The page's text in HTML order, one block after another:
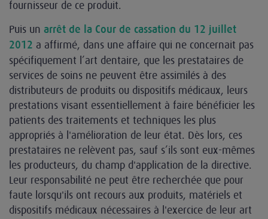
fournisseur de ce produit.
Puis un arrêt de la Cour de cassation du 12 juillet
2012 a affirmé, dans une affaire qui ne concernait pas
spécifiquement l’art dentaire, que les prestataires de
services de soins ne peuvent être assimilés à des
distributeurs de produits ou dispositifs médicaux, leurs
prestations visant essentiellement à faire bénéficier les
patients des traitements et techniques les plus
appropriés à l'amélioration de leur état. Dès lors, ces
prestataires ne relèvent pas, sauf s’ils sont eux-mêmes
les producteurs, du champ d'application de la directive.
Leur responsabilité ne peut être recherchée que pour
faute lorsqu'ils ont recours aux produits, matériels et
dispositifs médicaux nécessaires à l'exercice de leur art